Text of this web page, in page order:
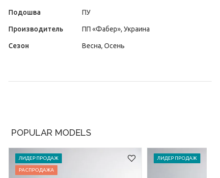
Подошва ПУ
Производитель ПП «Фабер», Украина
Сезон Весна, Осень
POPULAR MODELS
ЛИДЕР ПРОДАЖ
РАСПРОДАЖА
ЛИДЕР ПРОДАЖ